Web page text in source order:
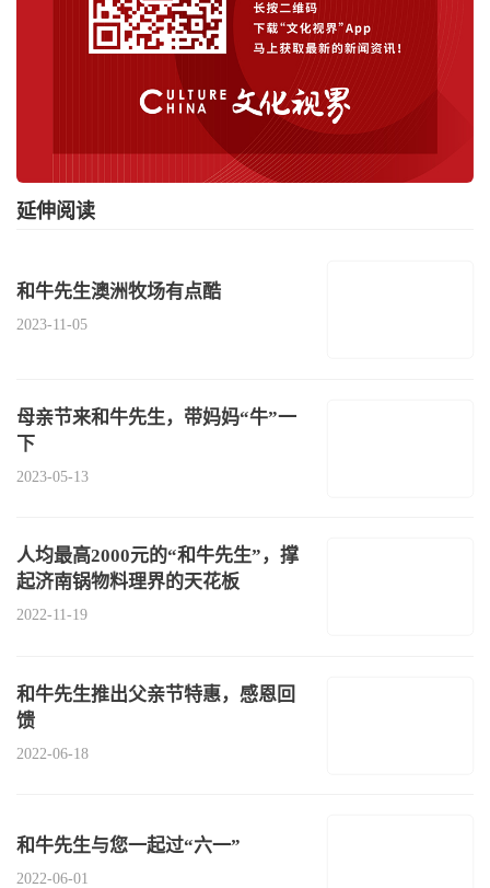
延伸阅读
和牛先生澳洲牧场有点酷
2023-11-05
母亲节来和牛先生，带妈妈“牛”一
下
2023-05-13
人均最高2000元的“和牛先生”，撑
起济南锅物料理界的天花板
2022-11-19
和牛先生推出父亲节特惠，感恩回
馈
2022-06-18
和牛先生与您一起过“六一”
2022-06-01